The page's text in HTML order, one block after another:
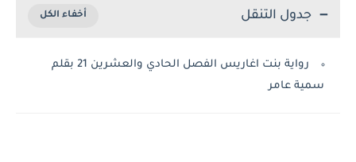
جدول التنقل
رواية بنت اغاريس الفصل الحادي والعشرين 21 بقلم
سمية عامر